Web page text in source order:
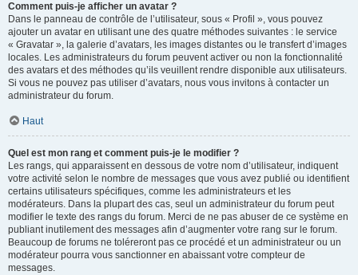
Comment puis-je afficher un avatar ?
Dans le panneau de contrôle de l’utilisateur, sous « Profil », vous pouvez
ajouter un avatar en utilisant une des quatre méthodes suivantes : le service
« Gravatar », la galerie d’avatars, les images distantes ou le transfert d’images
locales. Les administrateurs du forum peuvent activer ou non la fonctionnalité
des avatars et des méthodes qu’ils veuillent rendre disponible aux utilisateurs.
Si vous ne pouvez pas utiliser d’avatars, nous vous invitons à contacter un
administrateur du forum.
Haut
Quel est mon rang et comment puis-je le modifier ?
Les rangs, qui apparaissent en dessous de votre nom d’utilisateur, indiquent
votre activité selon le nombre de messages que vous avez publié ou identifient
certains utilisateurs spécifiques, comme les administrateurs et les
modérateurs. Dans la plupart des cas, seul un administrateur du forum peut
modifier le texte des rangs du forum. Merci de ne pas abuser de ce système en
publiant inutilement des messages afin d’augmenter votre rang sur le forum.
Beaucoup de forums ne toléreront pas ce procédé et un administrateur ou un
modérateur pourra vous sanctionner en abaissant votre compteur de
messages.